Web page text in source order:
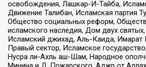
освобождения, Лашкар-И-Тайба,
Движение Талибан, Исламская партия
Общество социальных реформ,
исламского наследия, Дом двух
Исламский джихад, Аль-Каида, Имарат
Правый сектор, Исламское
Нусра ли-Ахль аш-Шам, Народное